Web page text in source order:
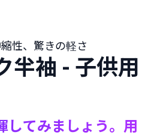
性、驚きの軽さ
半袖 - 子供用
してみましょう。用